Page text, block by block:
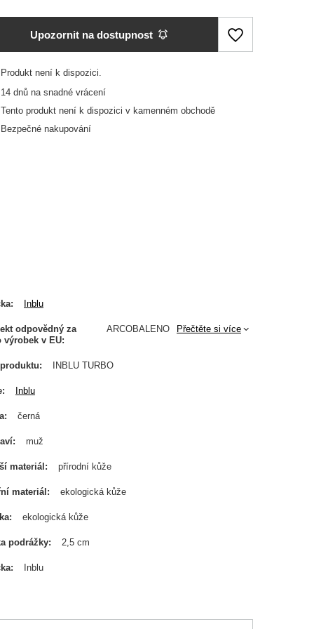
Upozornit na dostupnost
Produkt není k dispozici
14 dnů na snadné vrácení
Tento produkt není k dispozici v kamenném obchodě
Bezpečné nakupování
Inblu
odpovědný za
výrobek v EU
ARCOBALENO Přečtěte si více
INBLU TURBO
Inblu
černá
muž
materiál přírodní kůže
materiál ekologická kůže
ekologická kůže
podrážky 2,5 cm
Inblu